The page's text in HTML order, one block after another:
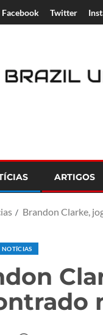
Facebook Twitter
ARTIGOS
Brandon Clarke,
NOTÍCIAS